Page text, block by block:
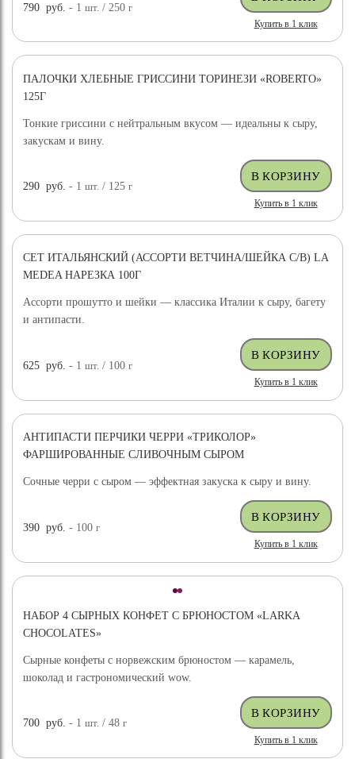
790 руб. - 1шт. / 250г
Купить в 1 клик
ПАЛОЧКИ ХЛЕБНЫЕ ГРИССИНИ ТОРИНЕЗИ «ROBERTO»
125Г
Тонкие гриссини с нейтральным вкусом — идеальны к сыру,
закускам и вину.
290 руб. - 1шт. / 125г
Купить в 1 клик
СЕТ ИТАЛЬЯНСКИЙ (АССОРТИ ВЕТЧИНА/ШЕЙКА С/В) LA
MEDEA НАРЕЗКА 100Г
Ассорти прошутто и шейки — классика Италии к сыру, багету
и антипасти.
625 руб. - 1шт. / 100г
Купить в 1 клик
АНТИПАСТИ ПЕРЧИКИ ЧЕРРИ «ТРИКОЛОР»
ФАРШИРОВАННЫЕ СЛИВОЧНЫМ СЫРОМ
Сочные черри с сыром — эффектная закуска к сыру и вину.
390 руб. - 100г
Купить в 1 клик
НАБОР 4 СЫРНЫХ КОНФЕТ С БРЮНОСТОМ «LARKA
CHOCOLATES»
Сырные конфеты с норвежским брюностом — карамель,
шоколад и гастрономический wow.
700 руб. - 1шт. / 48г
Купить в 1 клик